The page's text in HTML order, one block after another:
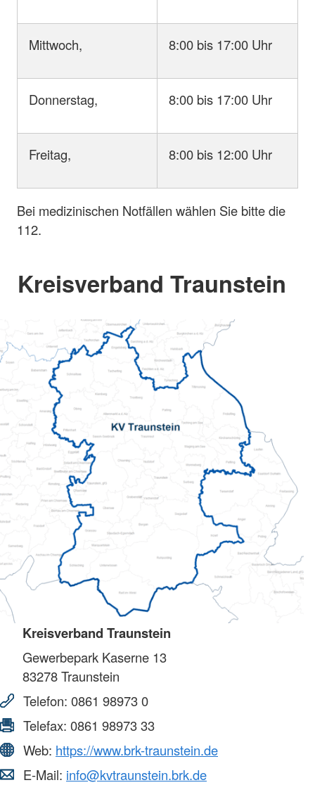
Mittwoch, 8:00 bis 17:00 Uhr
Donnerstag, 8:00 bis 17:00 Uhr
Freitag, 8:00 bis 12:00 Uhr
Bei medizinischen Notfällen wählen Sie bitte die
112.
Kreisverband Traunstein
Kreisverband Traunstein
Gewerbepark Kaserne 13
83278Traunstein
Telefon: 0861 98973 0
Telefax: 0861 98973 33
Web: https://www.brk-traunstein.de
E-Mail: info@kvtraunstein.brk.de